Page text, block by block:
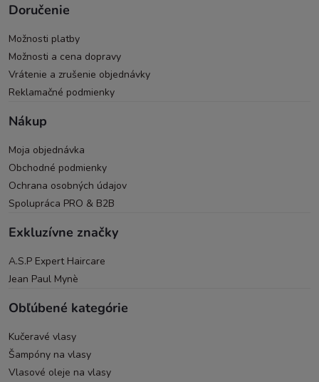
Doručenie
Možnosti platby
Možnosti a cena dopravy
Vrátenie a zrušenie objednávky
Reklamačné podmienky
Nákup
Moja objednávka
Obchodné podmienky
Ochrana osobných údajov
Spolupráca PRO & B2B
Exkluzívne značky
A.S.P Expert Haircare
Jean Paul Mynè
Obľúbené kategórie
Kučeravé vlasy
Šampóny na vlasy
Vlasové oleje na vlasy